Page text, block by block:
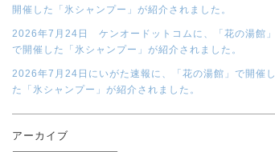
開催した「氷シャンプー」が紹介されました。
2026年7月24日 ケンオードットコムに、「花の湯館」
で開催した「氷シャンプー」が紹介されました。
2026年7月24日にいがた速報に、「花の湯館」で開催し
た「氷シャンプー」が紹介されました。
アーカイブ